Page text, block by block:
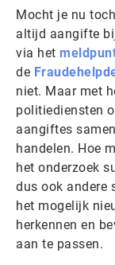
Mocht je nu
altijd aangifte
via het
de
niet. Maar met
politiediensten
aangiftes
handelen. Hoe
het onderzoek
dus ook andere
het mogelijk
herkennen en
aan te passen.